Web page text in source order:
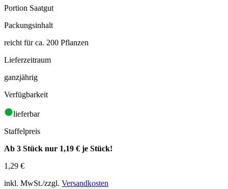
Portion Saatgut
Packungsinhalt
reicht für ca. 200 Pflanzen
Lieferzeitraum
ganzjährig
Verfügbarkeit
lieferbar
Staffelpreis
Ab 3 Stück nur 1,19 € je Stück!
1,29 €
inkl. MwSt./zzgl. Versandkosten